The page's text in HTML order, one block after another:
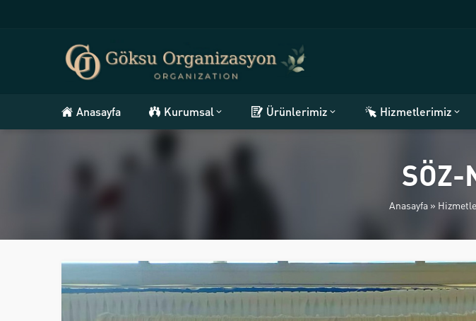
Anasayfa Kurumsal Ürünlerimiz Hizmetlerimiz
SÖZ-
Anasayfa »